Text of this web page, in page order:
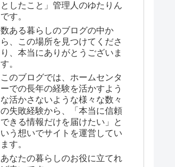
としたこと」管理人のゆたりん
です。
数ある暮らしのブログの中か
ら、この場所を見つけてくださ
り、本当にありがとうございま
す。
このブログでは、ホームセンタ
ーでの長年の経験を活かすよう
な活かさないような様々な数々
の失敗経験から、「本当に信頼
できる情報だけを届けたい」と
いう想いでサイトを運営してい
ます。
あなたの暮らしのお役に立てれ